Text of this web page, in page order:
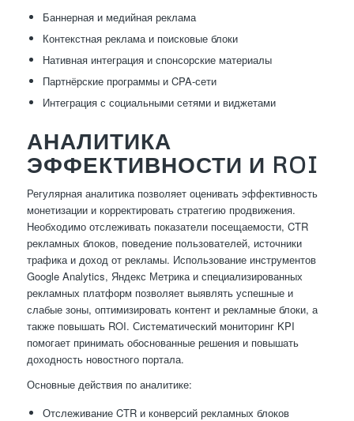
Баннерная и медийная реклама
Контекстная реклама и поисковые блоки
Нативная интеграция и спонсорские материалы
Партнёрские программы и CPA-сети
Интеграция с социальными сетями и виджетами
АНАЛИТИКА
ЭФФЕКТИВНОСТИ И ROI
Регулярная аналитика позволяет оценивать эффективность
монетизации и корректировать стратегию продвижения.
Необходимо отслеживать показатели посещаемости, CTR
рекламных блоков, поведение пользователей, источники
трафика и доход от рекламы. Использование инструментов
Google Analytics, Яндекс Метрика и специализированных
рекламных платформ позволяет выявлять успешные и
слабые зоны, оптимизировать контент и рекламные блоки, а
также повышать ROI. Систематический мониторинг KPI
помогает принимать обоснованные решения и повышать
доходность новостного портала.
Основные действия по аналитике:
Отслеживание CTR и конверсий рекламных блоков